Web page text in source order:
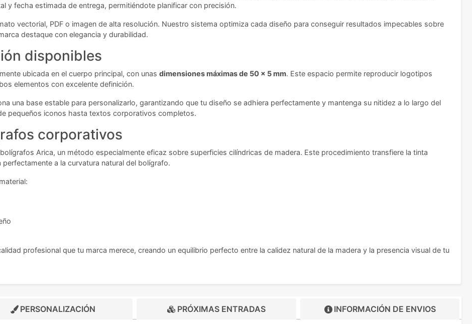
y fecha estimada de entrega, permitiéndote planificar con precisión.
vectorial, PDF o imagen de alta resolución. Nuestro sistema optimiza cada diseño para conseguir resultados impecables sobre
destaque con elegancia y durabilidad.
disponibles
ubicada en el cuerpo principal, con unas dimensiones máximas de 50 x 5 mm. Este espacio permite reproducir logotipos
elementos con excelente definición.
una base estable para personalizarlo, garantizando que tu diseño se adhiera perfectamente y mantenga su nitidez a lo largo del
pequeños iconos hasta textos corporativos completos.
corporativos
Arica, un método especialmente eficaz sobre superficies cilíndricas de madera. Este procedimiento transfiere la tinta
a la curvatura natural del bolígrafo.
profesional que tu marca merece, creando un equilibrio perfecto entre la calidez natural de la madera y la presencia visual de tu
PERSONALIZACIÓN PRÓXIMAS ENTRADAS INFORMACIÓN DE ENVIOS